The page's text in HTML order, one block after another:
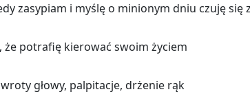
za­sy­piam i myślę o mi­nio­nym dniu czuję się
że po­tra­fię kie­ro­wać swoim ży­ciem
głowy, pal­pi­ta­cje, drże­nie rąk